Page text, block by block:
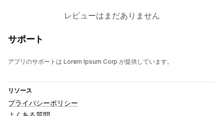
レビューはまだありません
サポート
アプリのサポートは Lorem Ipsum Corp が提供しています。
リソース
プライバシーポリシー